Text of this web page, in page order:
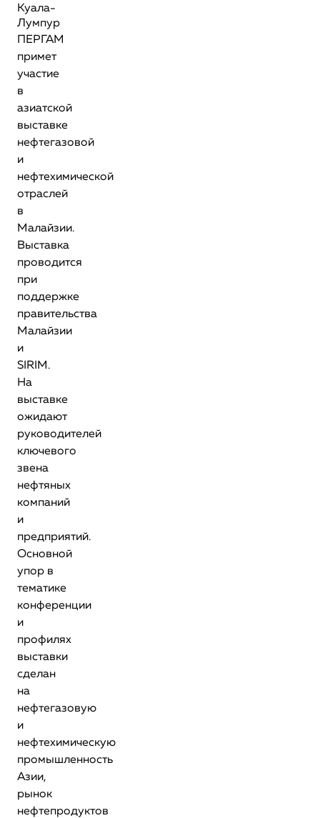
Куала-
Лумпур
ПЕРГАМ
примет
участие
в
азиатской
выставке
нефтегазовой
и
нефтехимической
отраслей
в
Малайзии.
Выставка
проводится
при
поддержке
правительства
Малайзии
и
SIRIM.
На
выставке
ожидают
руководителей
ключевого
звена
нефтяных
компаний
и
предприятий.
Основной
упор в
тематике
конференции
и
профилях
выставки
сделан
на
нефтегазовую
и
нефтехимическую
промышленность
Азии,
рынок
нефтепродуктов